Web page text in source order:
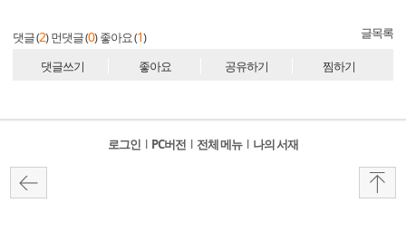
댓글 (2) 먼댓글 (0) 좋아요 (1) 글목록
댓글쓰기 좋아요 공유하기 찜하기
로그인 l PC버전 l 전체 메뉴 l 나의 서재